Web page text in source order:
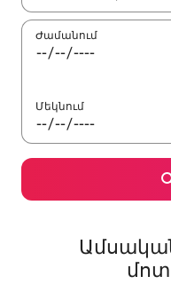
Ժամանում
Մեկնում